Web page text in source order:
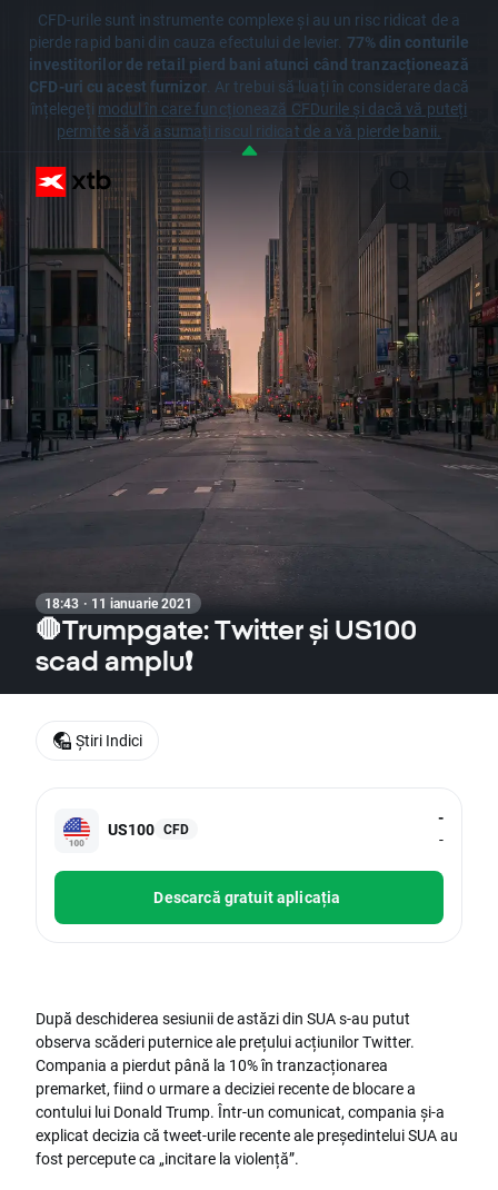
CFD-urile sunt instrumente complexe și au un risc ridicat de a
pierde rapid bani din cauza efectului de levier. 77% din conturile
investitorilor de retail pierd bani atunci când tranzacționează
CFD-uri cu acest furnizor. Ar trebui să luați în considerare dacă
înțelegeți modul în care funcționează CFDurile și dacă vă puteți
permite să vă asumați riscul ridicat de a vă pierde banii.
18:43 · 11 ianuarie 2021
🛑Trumpgate: Twitter și US100
scad amplu❗
US100 CFD
-
-
Descarcă gratuit aplicația
După deschiderea sesiunii de astăzi din SUA s-au putut
observa scăderi puternice ale prețului acțiunilor Twitter.
Compania a pierdut până la 10% în tranzacționarea
premarket, fiind o urmare a deciziei recente de blocare a
contului lui Donald Trump. Într-un comunicat, compania și-a
explicat decizia că tweet-urile recente ale președintelui SUA au
fost percepute ca „incitare la violență”.
Știri Indici